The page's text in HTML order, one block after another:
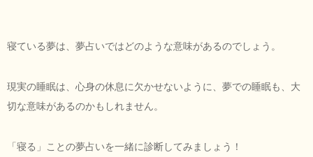
寝ている夢は、夢占いではどのような意味があるのでしょう。
現実の睡眠は、心身の休息に欠かせないように、夢での睡眠も、大
切な意味があるのかもしれません。
「寝る」ことの夢占いを一緒に診断してみましょう！